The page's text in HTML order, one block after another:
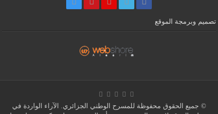
تصميم وبرمجة الموقع
© جميع الحقوق محفوظة للمسرح الوطني الجزائري. الآراء الواردة في